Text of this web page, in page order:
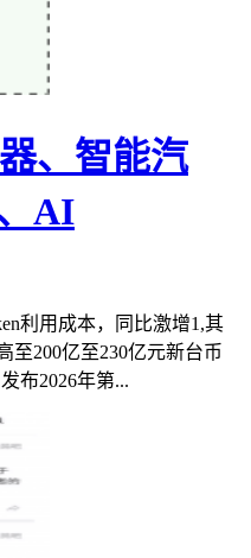
、智能汽
AI
利用成本，同比激增1,其
至200亿至230亿元新台币
布2026年第...